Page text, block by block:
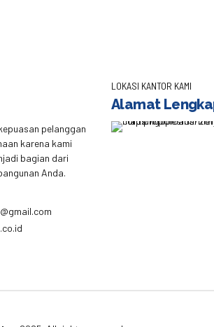
pelanggan
karena kami
bagian dari
Anda.
LOKASI KANTOR KAMI
Alamat